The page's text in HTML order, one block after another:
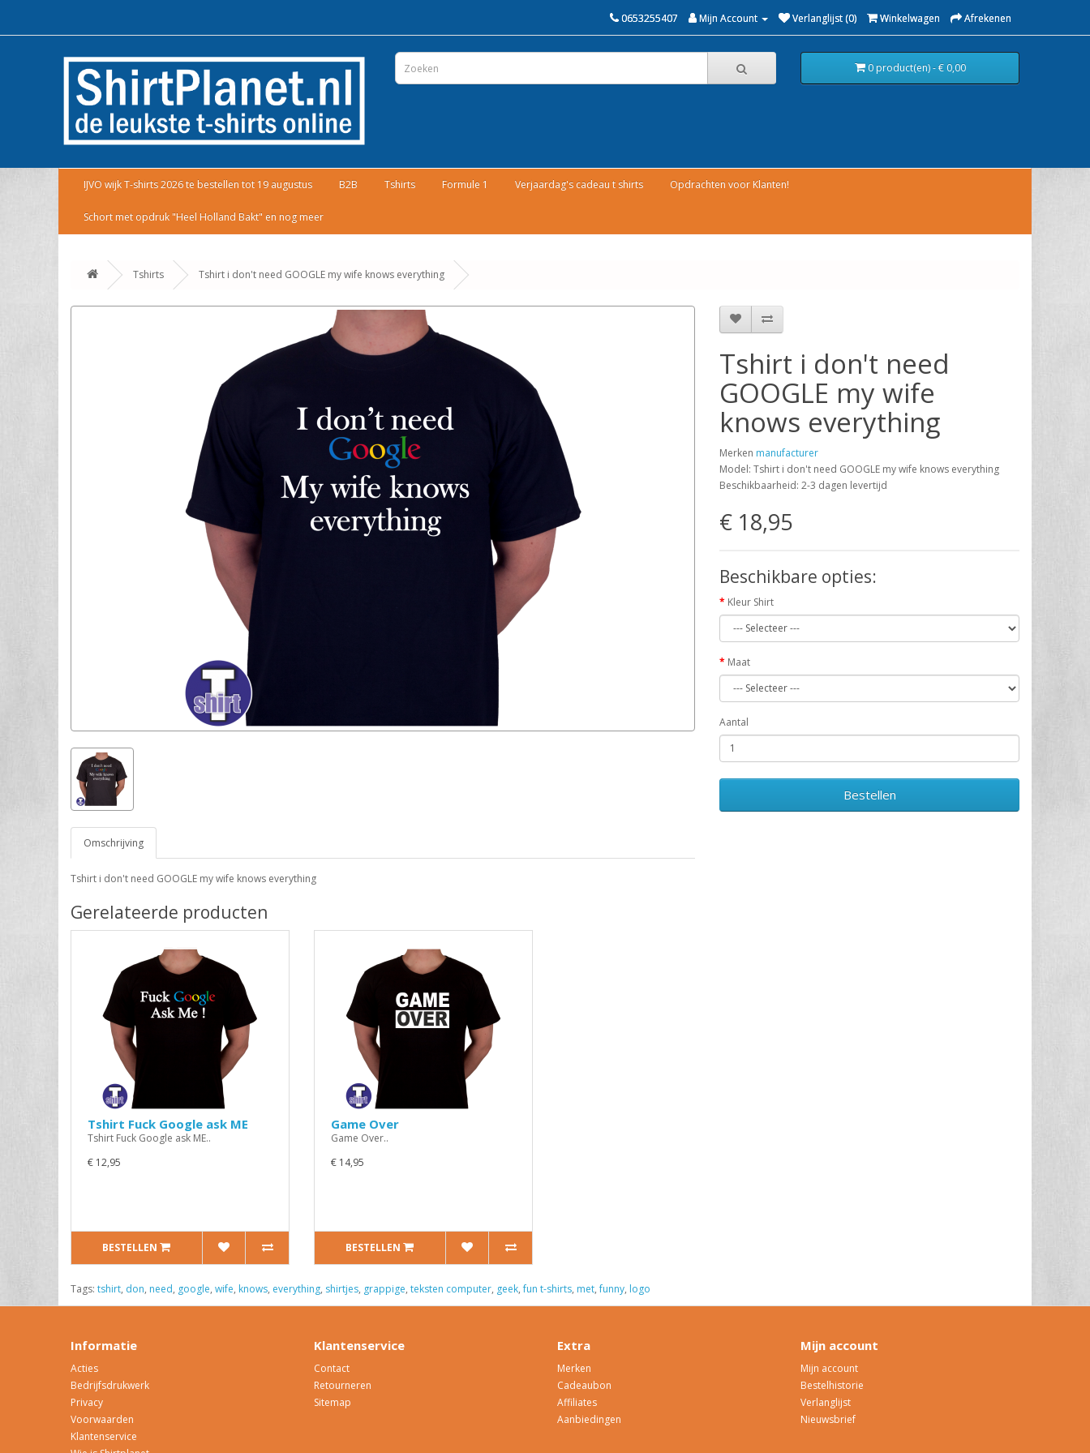
0653255407 Mijn Account Verlanglijst (0) Winkelwagen Afrekenen
0 product(en) - € 0,00
IJVO wijk T-shirts 2026 te bestellen tot 19 augustus B2B Tshirts Formule 1 Verjaardag's cadeau t shirts Opdrachten voor Klanten!
Schort met opdruk "Heel Holland Bakt" en nog meer
Tshirts Tshirt i don't need GOOGLE my wife knows everything
Omschrijving
Tshirt i don't need GOOGLE my wife knows everything
Tshirt i don't need
GOOGLE my wife
knows everything
Merken manufacturer
Model: Tshirt i don't need GOOGLE my wife knows everything
Beschikbaarheid: 2-3 dagen levertijd
€ 18,95
Beschikbare opties:
Kleur Shirt
Maat
Aantal
Bestellen
Gerelateerde producten
Tshirt Fuck Google ask ME
Tshirt Fuck Google ask ME..
€ 12,95
BESTELLEN
Game Over
Game Over..
€ 14,95
BESTELLEN
Tags: tshirt, don, need, google, wife, knows, everything, shirtjes, grappige, teksten computer, geek,fun t-shirts, met,funny, logo
Informatie
Acties
Bedrijfsdrukwerk
Privacy
Voorwaarden
Klantenservice
Klantenservice
Contact
Retourneren
Sitemap
Extra
Merken
Cadeaubon
Affiliates
Aanbiedingen
Mijn account
Mijn account
Bestelhistorie
Verlanglijst
Nieuwsbrief